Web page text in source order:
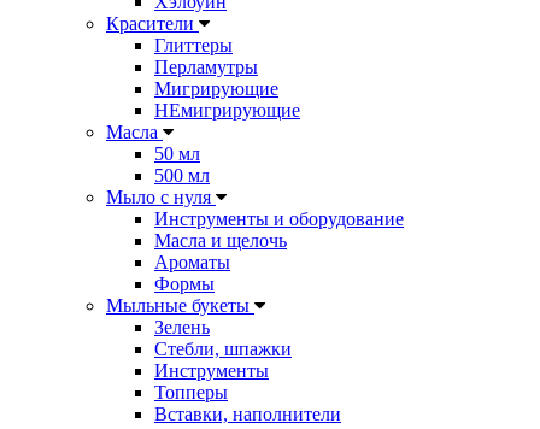
Красители
Глиттеры
Перламутры
Мигрирующие
НЕмигрирующие
Масла
50 мл
500 мл
Мыло с нуля
Инструменты и оборудование
Масла и щелочь
Ароматы
Формы
Мыльные букеты
Зелень
Стебли, шпажки
Инструменты
Топперы
Вставки, наполнители